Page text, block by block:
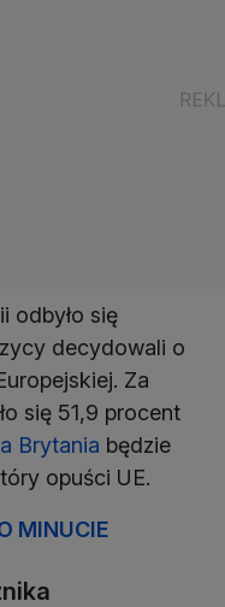
odbyło się
decydowali o
Za
się 51,9 procent
Brytania będzie
opuści UE.
MINUCIE